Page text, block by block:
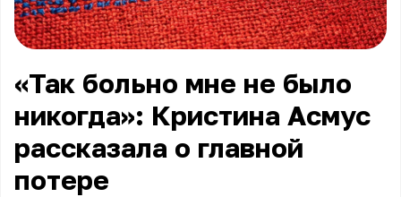
«Так больно мне не было
никогда»: Кристина Асмус
рассказала о главной
потере